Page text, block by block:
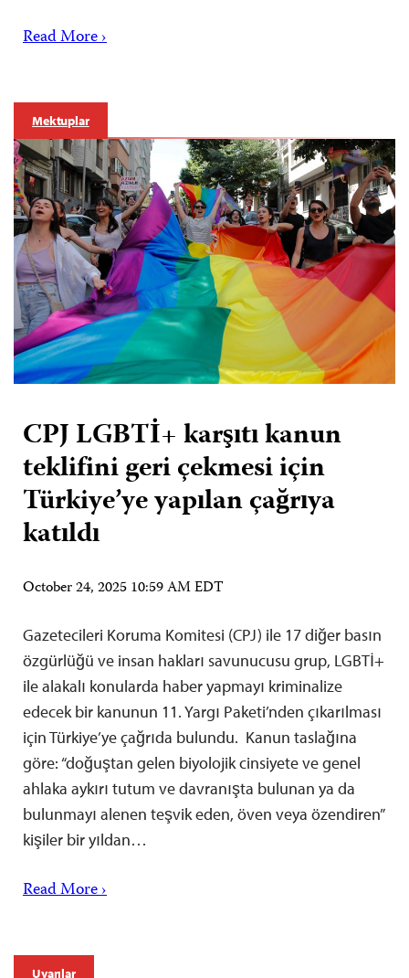
Read More ›
Mektuplar
CPJ LGBTİ+ karşıtı kanun
teklifini geri çekmesi için
Türkiye’ye yapılan çağrıya
katıldı
October 24, 2025 10:59 AM EDT
Gazetecileri Koruma Komitesi (CPJ) ile 17 diğer basın
özgürlüğü ve insan hakları savunucusu grup, LGBTİ+
ile alakalı konularda haber yapmayı kriminalize
edecek bir kanunun 11. Yargı Paketi’nden çıkarılması
için Türkiye’ye çağrıda bulundu. Kanun taslağına
göre: “doğuştan gelen biyolojik cinsiyete ve genel
ahlaka aykırı tutum ve davranışta bulunan ya da
bulunmayı alenen teşvik eden, öven veya özendiren”
kişiler bir yıldan…
Read More ›
Uyarılar